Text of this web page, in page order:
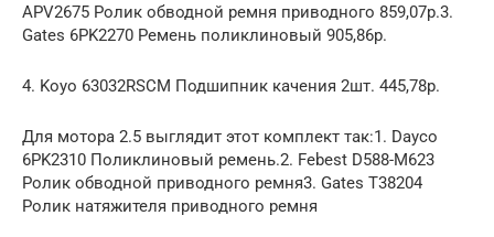
APV2675 Ролик обводной ремня приводного 859,07р.3.
Gates 6PK2270 Ремень поликлиновый 905,86р.
4. Koyo 63032RSCM Подшипник качения 2шт. 445,78р.
Для мотора 2.5 выглядит этот комплект так:1. Dayco
6PK2310 Поликлиновый ремень.2. Febest D588-M623
Ролик обводной приводного ремня3. Gates T38204
Ролик натяжителя приводного ремня